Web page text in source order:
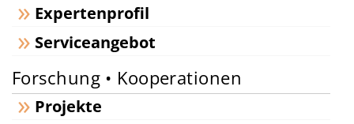
Expertenprofil
Serviceangebot
Forschung • Kooperationen
Projekte